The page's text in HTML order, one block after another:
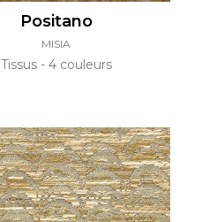
Positano
MISIA
Tissus 4 couleurs